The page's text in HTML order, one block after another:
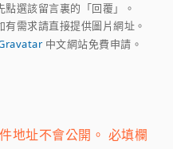
選該留言裏的「回覆」。
需求請直接提供圖片網址。
中文網站免費申請。
地址不會公開。 必填欄